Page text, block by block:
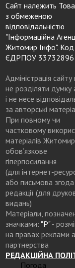
Сайт належить
з обмеженою
відповідальністю
"Інформаційна
Житомир Інфо". Код
ЄДРПОУ 33732896
Адміністрація
не розділяти думку
і не несе
за авторські
При повному чи
частковому
матеріалів
обов’язкове
гіперпосилання
(для інтернет-
або письмова згода
редакції (для
видань)
Матеріали,
значками: "Р"-
на правах реклами
партнерства
РЕДАКЦІЙНА
Погода